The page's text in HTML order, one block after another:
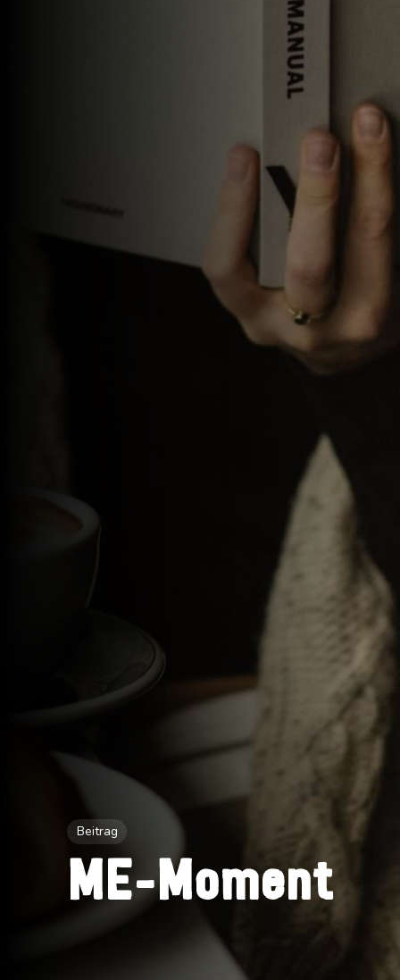
Beitrag
ME-Moment